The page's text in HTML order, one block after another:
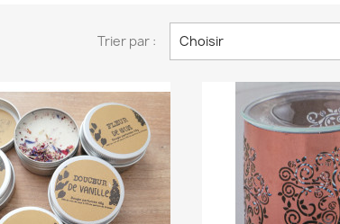
Trier par : Choisir